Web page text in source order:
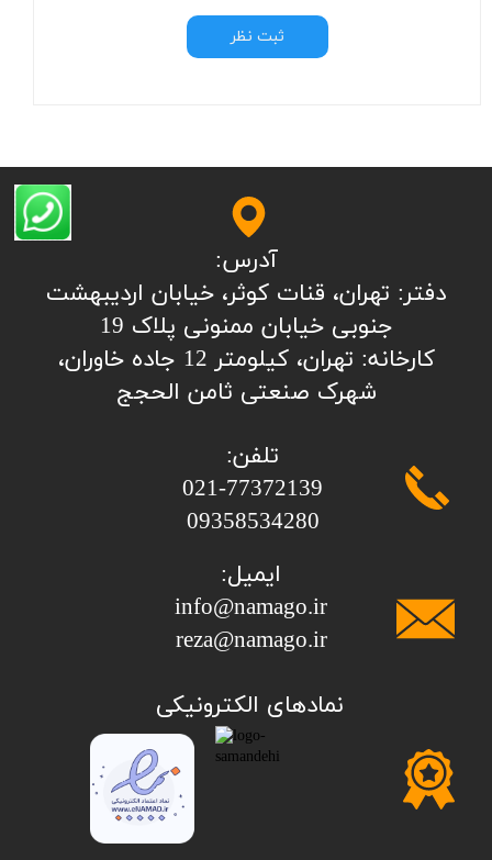
ثبت نظر
تلفن:
​​​​​​​021-77372139
​​​​​​​09358534280
آدرس:
​​​​​​​​دفتر: تهران، قنات کوثر، خیابان اردیبهشت
جنوبی خیابان ممنونی پلاک 19
کارخانه: تهران، کیلومتر 12 جاده خاوران،
شهرک صنعتی ثامن الحجج
ایمیل:
info@namago.ir
​​​​​​​reza@namago.ir
​نمادهای الکترونیکی